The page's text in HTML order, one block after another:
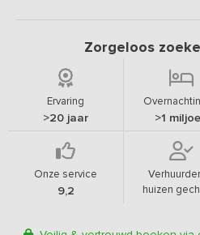
Zorgeloos
Ervaring
>20 jaar >1
Onze service
9,2
huizen